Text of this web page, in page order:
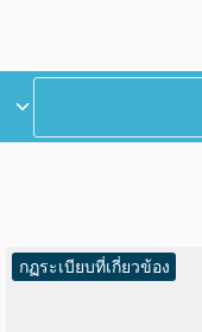
กฏระเบียบที่เกี่ยวข้อง